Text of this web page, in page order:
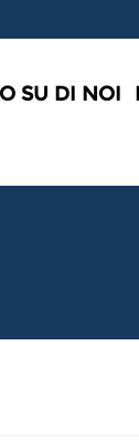
SU DI NOI